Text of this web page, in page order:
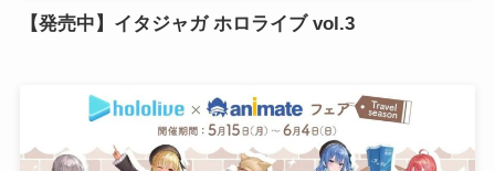
【発売中】イタジャガ ホロライブ vol.3